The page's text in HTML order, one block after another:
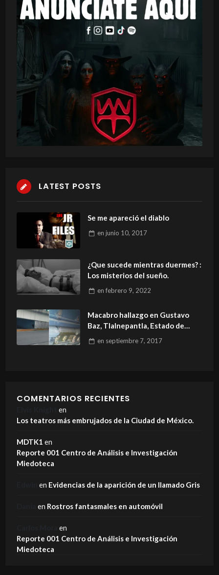
LATEST POSTS
Se me apareció el diablo
en junio 10, 2017
¿Que sucede mientras duermes? :
Los misterios del sueño.
en febrero 9, 2022
Macabro hallazgo en Gustavo
Baz, Tlalnepantla, Estado de
México
en septiembre 7, 2017
COMENTARIOS RECIENTES
en
Los teatros más embrujados de la Ciudad de México.
MDTK1 en
Reporte 001 Centro de Análisis e Investigación
Miedoteca
en Evidencias de la aparición de un llamado Gris
en Rostros fantasmales en automóvil
en
Reporte 001 Centro de Análisis e Investigación
Miedoteca